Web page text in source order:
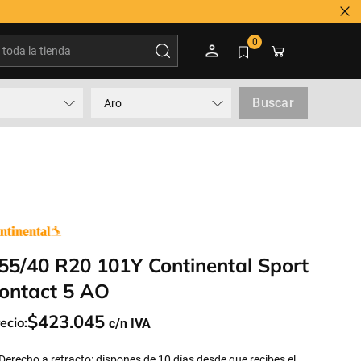
0
Aro Buscar
40 R20 101Y Continental Sport
5 AO
$423.045